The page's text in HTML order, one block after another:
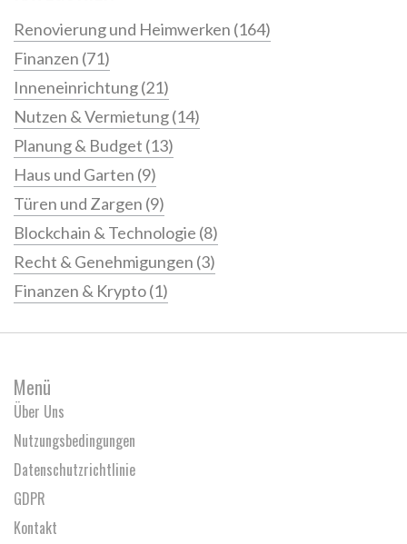
Renovierung und Heimwerken (164)
Finanzen (71)
Inneneinrichtung(21)
Nutzen & Vermietung(14)
Planung & Budget (13)
Haus und Garten (9)
Türen und Zargen (9)
Blockchain & Technologie (8)
Recht & Genehmigungen (3)
Finanzen & Krypto(1)
Menü
Über Uns
Nutzungsbedingungen
Datenschutzrichtlinie
GDPR
Kontakt